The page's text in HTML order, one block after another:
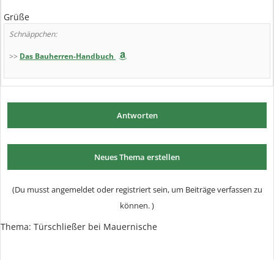
Grüße
Schnäppchen:
>> Das Bauherren-Handbuch
Antworten
Neues Thema erstellen
(Du musst angemeldet oder registriert sein, um Beiträge verfassen zu
können. )
Thema: Türschließer bei Mauernische